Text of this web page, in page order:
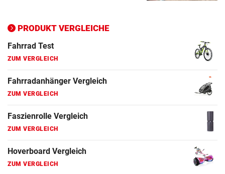
PRODUKT VERGLEICHE
ZUM VERGLEICH
Fahrrad Test
ZUM VERGLEICH
Fahrradanhänger Vergleich
ZUM VERGLEICH
Faszienrolle Vergleich
ZUM VERGLEICH
Hoverboard Vergleich
ZUM VERGLEICH